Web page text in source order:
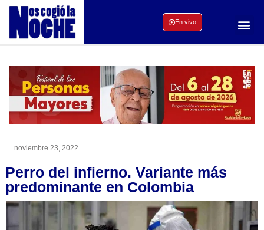
En vivo
noviembre 23, 2022
Perro del infierno. Variante más
predominante en Colombia